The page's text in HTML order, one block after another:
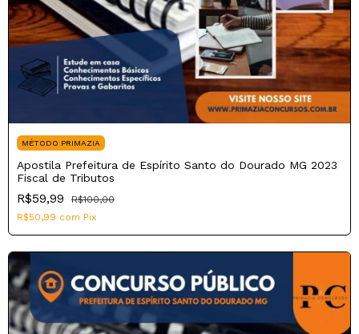
MÉTODO PRIMAZIA
Apostila Prefeitura de Espírito Santo do Dourado MG 2023
Fiscal de Tributos
R$59,99
R$100,00
R$50,99 com Pix